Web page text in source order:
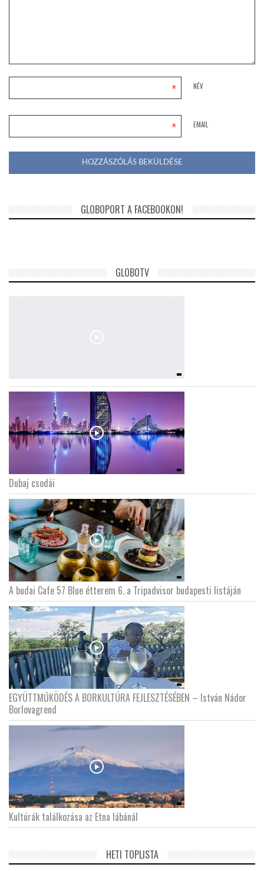
NÉV
*
EMAIL
*
GLOBOPORT A FACEBOOKON!
GLOBOTV
Dubaj csodái
A budai Cafe 57 Blue étterem 6. a Tripadvisor budapesti listáján
EGYÜTTMŰKÖDÉS A BORKULTÚRA FEJLESZTÉSÉBEN – István Nádor
Borlovagrend
Kultúrák találkozása az Etna lábánál
HETI TOPLISTA